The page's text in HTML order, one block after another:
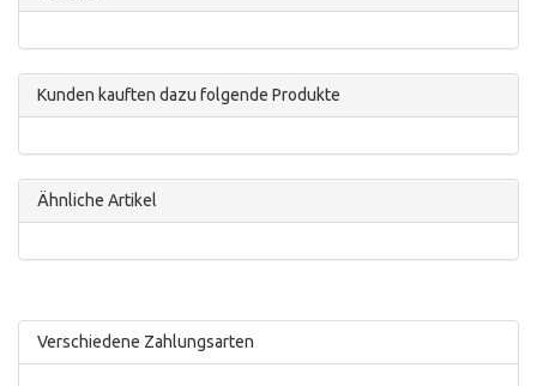
Kunden kauften dazu folgende Produkte
Ähnliche Artikel
Verschiedene Zahlungsarten